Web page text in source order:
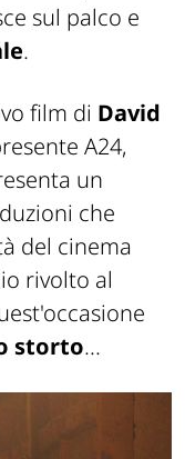
sul palco e
.
film di David
A24,
un
che
del cinema
rivolto al
storto...